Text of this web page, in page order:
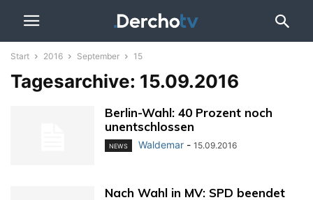
Start 2016 September 15
Tagesarchive: 15.09.2016
Berlin-Wahl: 40 Prozent noch
unentschlossen
NEWS Waldemar - 15.09.2016
Nach Wahl in MV: SPD beendet